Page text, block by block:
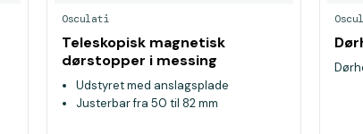
Osculati
Teleskopisk magnetisk
dørstopper i messing
Udstyret med anslagsplade
Justerbar fra 50 til 82 mm